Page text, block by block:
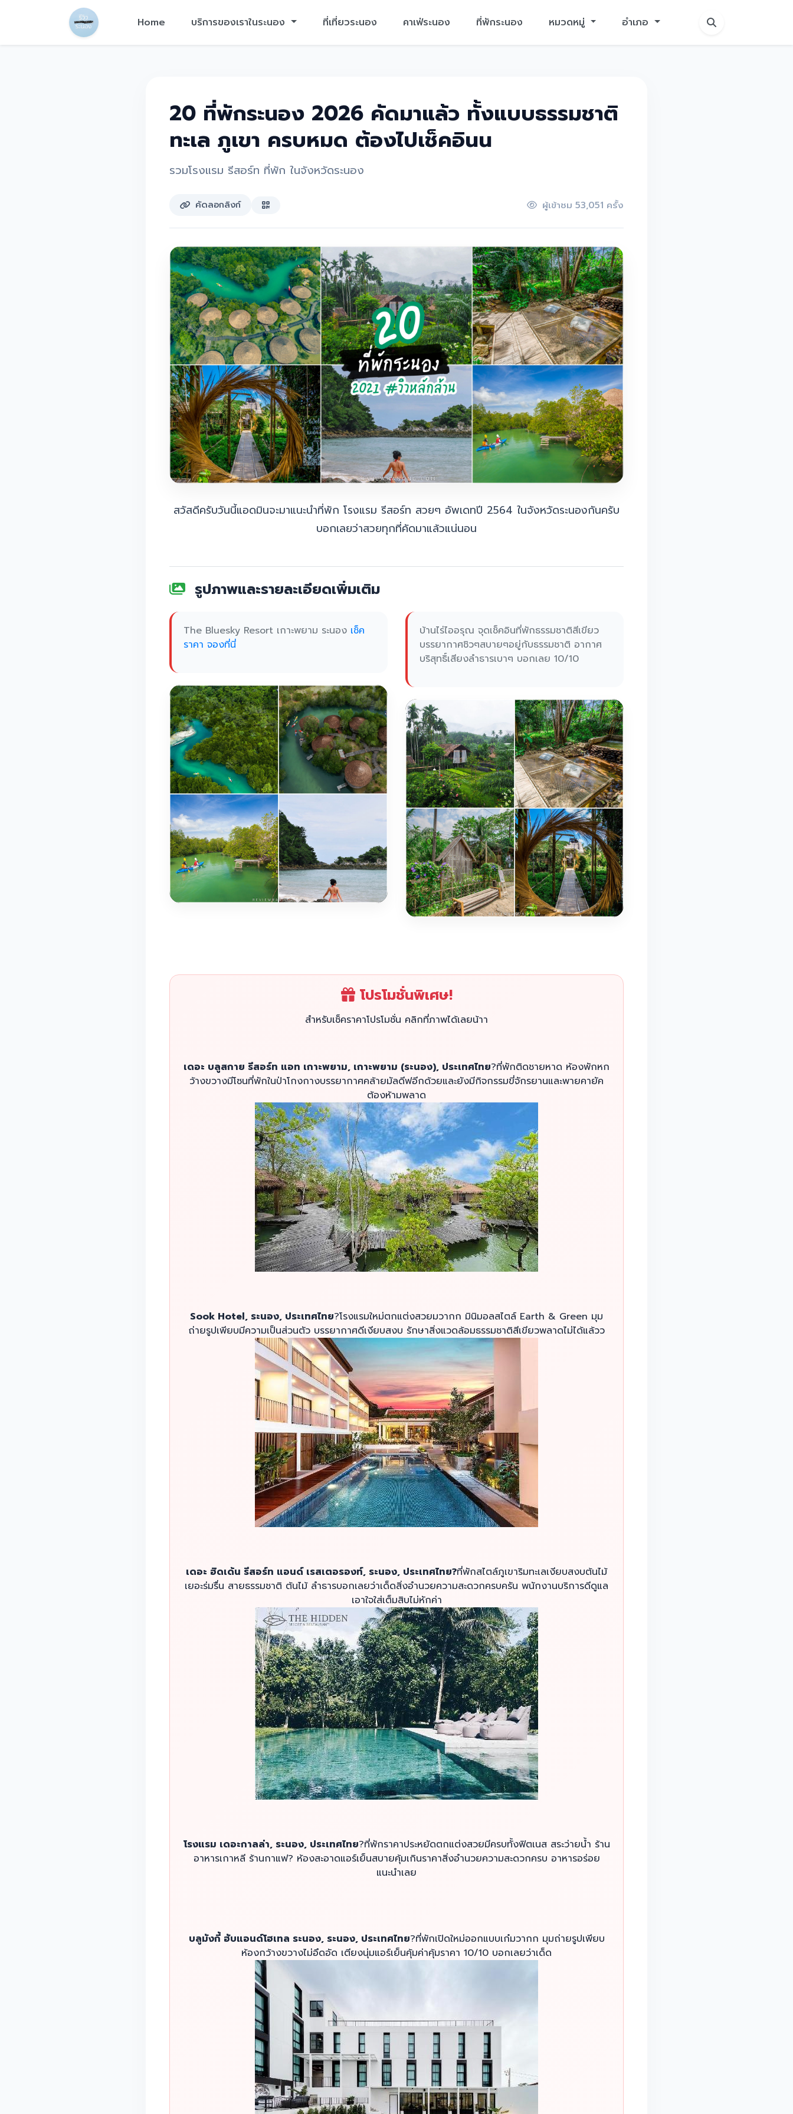
Home บริการของเราในระนอง ที่เที่ยวระนอง คาเฟ่ระนอง ที่พักระนอง หมวดหมู่ อำเภอ
20 ที่พักระนอง 2026 คัดมาแล้ว ทั้งแบบธรรมชาติ
ทะเล ภูเขา ครบหมด ต้องไปเช็คอินน
รวมโรงแรม รีสอร์ท ที่พัก ในจังหวัดระนอง
คัดลอกลิงก์ ผู้เข้าชม 53,051 ครั้ง
สวัสดีครับวันนี้แอดมินจะมาแนะนำที่พัก โรงแรม รีสอร์ท สวยๆ อัพเดทปี 2564 ในจังหวัดระนองกันครับ
บอกเลยว่าสวยทุกที่คัดมาแล้วแน่นอน
รูปภาพและรายละเอียดเพิ่มเติม
The Bluesky Resort เกาะพยาม ระนอง เช็ค
ราคา จองที่นี่
บ้านไร่ไออรุณ จุดเช็คอินที่พักธรรมชาติสีเขียว
บรรยากาศชิวๆสบายๆอยู่กับธรรมชาติ อากาศ
บริสุทธิ์เสียงลำธารเบาๆ บอกเลย 10/10
โปรโมชั่นพิเศษ!
สำหรับเช็คราคาโปรโมชั่น คลิกที่ภาพได้เลยน้าา
เดอะ บลูสกาย รีสอร์ท แอท เกาะพยาม, เกาะพยาม (ระนอง), ประเทศไทย?ที่พักติดชายหาด ห้องพักหก
ว้างขวางมีโซนที่พักในป่าโกงกางบรรยากาศคล้ายมัลดีฟอีกด้วยและยังมีกิจกรรมขี่จักรยานและพายคายัค
ต้องห้ามพลาด
Sook Hotel, ระนอง, ประเทศไทย?โรงแรมใหม่ตกแต่งสวยมวากก มินิมอลสไตล์ Earth & Green มุม
ถ่ายรูปเพียบมีความเป็นส่วนตัว บรรยากาศดีเงียบสงบ รักษาสิ่งแวดล้อมธรรมชาติสีเขียวพลาดไม่ได้แล้วว
เดอะ ฮิดเด้น รีสอร์ท แอนด์ เรสเตอรองท์, ระนอง, ประเทศไทย?ที่พักสไตล์ภูเขาริมทะเลเงียบสงบต้นไม้
เยอะร่มรื่น สายธรรมชาติ ต้นไม้ ลำธารบอกเลยว่าเด็ดสิ่งอำนวยความสะดวกครบครัน พนักงานบริการดีดูแล
เอาใจใส่เต็มสิบไม่หักค่า
โรงแรม เดอะกาลล่า, ระนอง, ประเทศไทย?ที่พักราคาประหยัดตกแต่งสวยมีครบทั้งฟิตเนส สระว่ายน้ำ ร้าน
อาหารเกาหลี ร้านกาแฟ? ห้องสะอาดแอร์เย็นสบายคุ้มเกินราคาสิ่งอำนวยความสะดวกครบ อาหารอร่อย
แนะนำเลย
บลูมังกี้ ฮับแอนด์โฮเทล ระนอง, ระนอง, ประเทศไทย?ที่พักเปิดใหม่ออกแบบเก๋มวากก มุมถ่ายรูปเพียบ
ห้องกว้างขวางไม่อึดอัด เตียงนุ่มแอร์เย็นคุ้มค่าคุ้มราคา 10/10 บอกเลยว่าเด็ด